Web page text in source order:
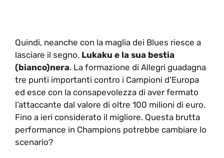
Quindi, neanche con la maglia dei Blues riesce a
lasciare il segno. Lukaku e la sua bestia
(bianco)nera. La formazione di Allegri guadagna
tre punti importanti contro i Campioni d’Europa
ed esce con la consapevolezza di aver fermato
l’attaccante dal valore di oltre 100 milioni di euro.
Fino a ieri considerato il migliore. Questa brutta
performance in Champions potrebbe cambiare lo
scenario?